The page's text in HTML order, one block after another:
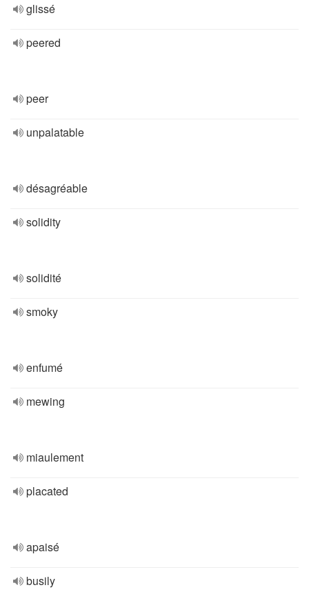
glissé
peered
peer
unpalatable
désagréable
solidity
solidité
smoky
enfumé
mewing
miaulement
placated
apaisé
busily